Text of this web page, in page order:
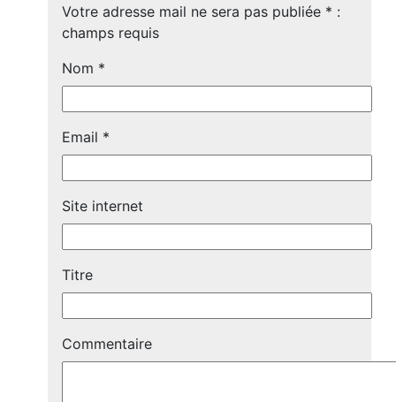
Votre adresse mail ne sera pas publiée * :
champs requis
Nom *
Email *
Site internet
Titre
Commentaire